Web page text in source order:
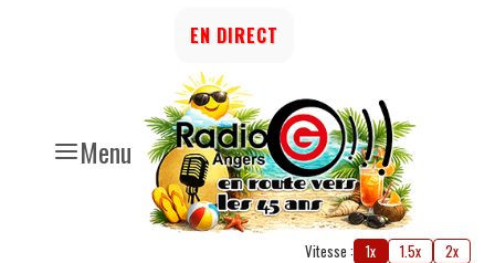
Menu
EN DIRECT
Vitesse : 1x 1.5x 2x